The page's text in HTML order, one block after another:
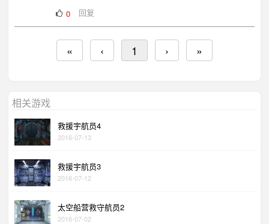
0
回复
« ‹ 1 › »
相关游戏
救援宇航员4
2016-07-13
救援宇航员3
2016-07-12
太空船营救守航员2
2016-07-02